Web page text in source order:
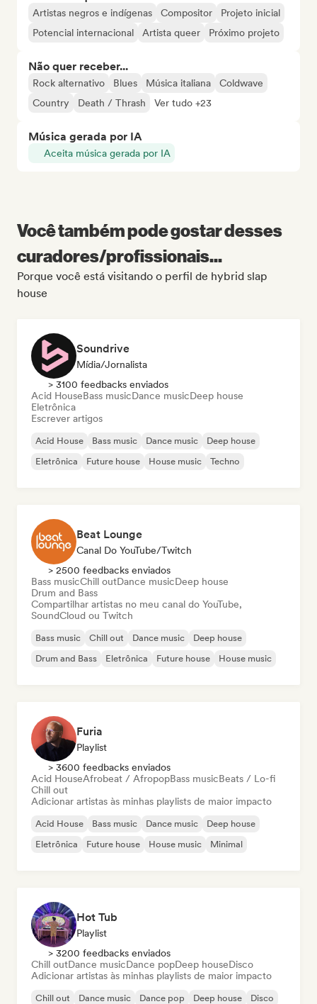
Artistas negros e indígenas Compositor
Projeto inicial
Potencial internacional
Artista queer Próximo projeto
Não quer receber...
Rock alternativo Blues Música italiana
Coldwave
Country
Death / Thrash Ver tudo +23
Música gerada por IA
Aceita música gerada por IA
Você também pode gostar desses
curadores/profissionais...
Porque você está visitando o perfil de hybrid slap
house
Soundrive
Mídia/Jornalista
> 3100 feedbacks enviados
Acid HouseBass musicDance musicDeep house
Eletrônica
Escrever artigos
Acid House Bass music Dance music
Deep house
Eletrônica
Future house House music Techno
Beat Lounge
Canal Do YouTube/Twitch
> 2500 feedbacks enviados
Bass musicChill outDance musicDeep house
Drum and Bass
Compartilhar artistas no meu canal do YouTube,
SoundCloud ou Twitch
Bass music Chill out Dance music
Deep house
Drum and Bass
Eletrônica Future house House music
Furia
Playlist
> 3600 feedbacks enviados
Acid HouseAfrobeat / AfropopBass musicBeats / Lo-fi
Chill out
Adicionar artistas às minhas playlists de maior impacto
Acid House Bass music Dance music
Deep house
Eletrônica
Future house House music Minimal
Hot Tub
Playlist
> 3200 feedbacks enviados
Chill outDance musicDance popDeep houseDisco
Adicionar artistas às minhas playlists de maior impacto
Chill out Dance music Dance pop Deep house
Disco